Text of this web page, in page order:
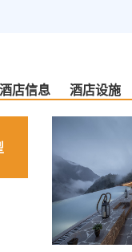
店信息 酒店设施